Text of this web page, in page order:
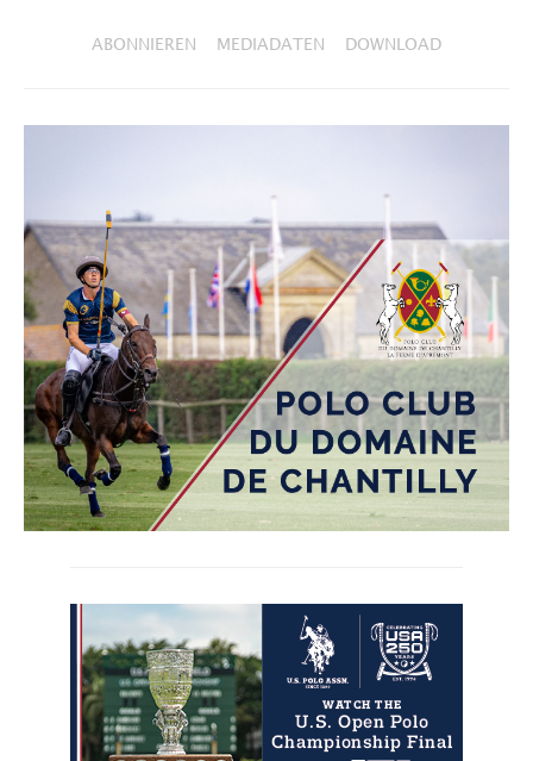
ABONNIEREN MEDIADATEN DOWNLOAD